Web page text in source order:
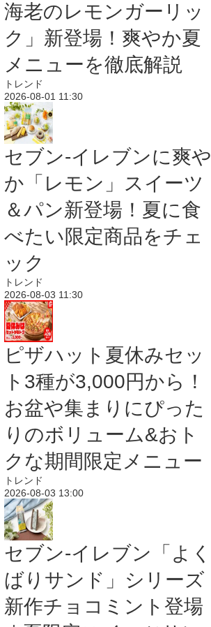
海老のレモンガーリッ
ク」新登場！爽やか夏
メニューを徹底解説
トレンド
2026-08-01 11:30
セブン‐イレブンに爽や
か「レモン」スイーツ
＆パン新登場！夏に食
べたい限定商品をチェ
ック
トレンド
2026-08-03 11:30
ピザハット夏休みセッ
ト3種が3,000円から！
お盆や集まりにぴった
りのボリューム&おト
クな期間限定メニュー
トレンド
2026-08-03 13:00
セブン‐イレブン「よく
ばりサンド」シリーズ
新作チョコミント登場